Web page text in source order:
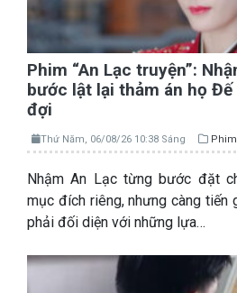
Phim “An Lạc truyện”:
bước lật lại thảm án họ
đợi
Thứ Năm, 06/08/26 10:38 Sáng
Nhậm An Lạc từng bước đặt
mục đích riêng, nhưng càng tiến
phải đối diện với những lựa…